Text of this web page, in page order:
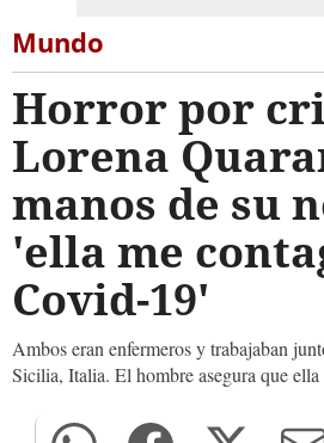
Mundo
Horror por
Lorena
manos de su
'ella me
Covid-19'
Ambos eran enfermeros y trabajaban
Sicilia, Italia. El hombre asegura que